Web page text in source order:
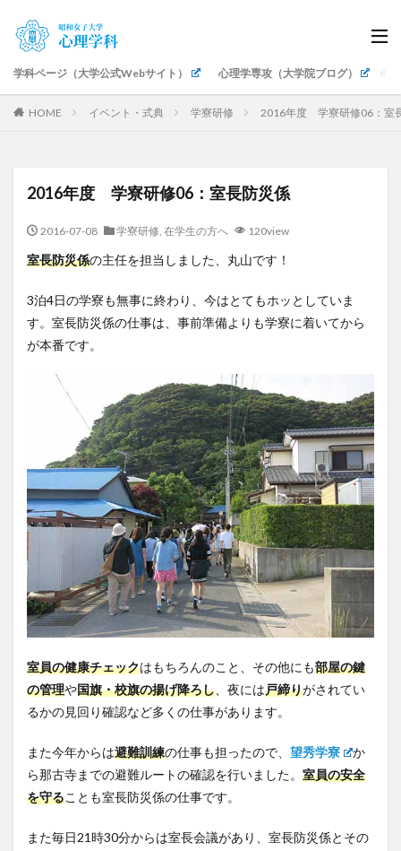
学科ページ（大学公式Webサイト） 心理学専攻（大学院ブログ）
HOME イベント・式典 学寮研修 2016年度 学寮研修06：室
2016年度 学寮研修06：室長防災係
2016-07-08 学寮研修, 在学生の方へ 120view
室長防災係の主任を担当しました、丸山です！
3泊4日の学寮も無事に終わり、今はとてもホッとしていま
す。室長防災係の仕事は、事前準備よりも学寮に着いてから
が本番です。
室員の健康チェックはもちろんのこと、その他にも部屋の鍵
の管理や国旗・校旗の揚げ降ろし、夜には戸締りがされてい
るかの見回り確認など多くの仕事があります。
また今年からは避難訓練の仕事も担ったので、 望秀学寮
か
ら那古寺までの避難ルートの確認を行いました。 室員の安全
を守ることも室長防災係の仕事です。
また毎日21時30分からは室長会議があり、室長防災係とその